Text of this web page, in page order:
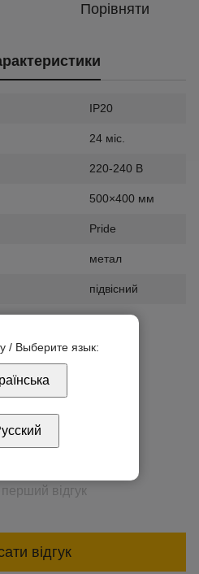
Порівняти
IP20
24 міс.
220-240 В
500×400 мм
Pride
метал
підвісний
скло
відгук
відгук
/ Выберите язык: